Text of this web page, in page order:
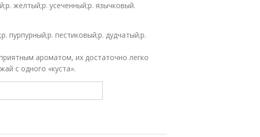
желтый;р. усеченный;р. язычковый.
пурпурный;р. пестиковый;р. дудчатый;р.
ароматом, их достаточно легко
с одного «куста».